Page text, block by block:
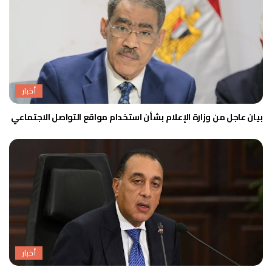
أخبار
بيان عاجل من وزارة الإعلام بشأن استخدام مواقع التواصل الاجتماعي
أخبار